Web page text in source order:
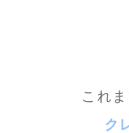
これ
ク